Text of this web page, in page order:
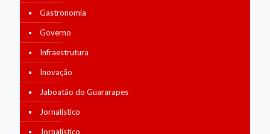
Gastronomia
Governo
Infraestrutura
Inovação
Jaboatão do Guararapes
Jornalístico
Jornalístico